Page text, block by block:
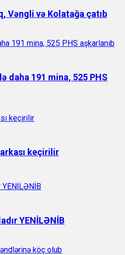
Vəngli və Kolatağa çatıb
daha 191 mina, 525 PHS
keçirilir
YENİLƏNİB